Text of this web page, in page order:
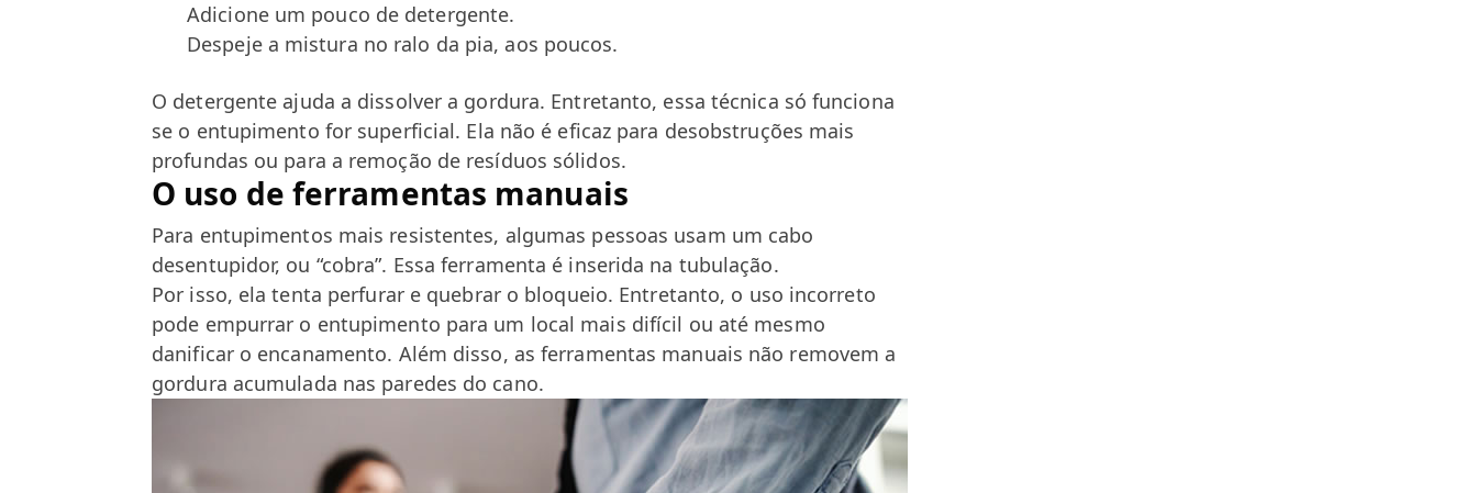
Adicione um pouco de detergente.
Despeje a mistura no ralo da pia, aos poucos.
O detergente ajuda a dissolver a gordura. Entretanto, essa técnica só funciona
se o entupimento for superficial. Ela não é eficaz para desobstruções mais
profundas ou para a remoção de resíduos sólidos.
O uso de ferramentas manuais
Para entupimentos mais resistentes, algumas pessoas usam um cabo
desentupidor, ou “cobra”. Essa ferramenta é inserida na tubulação.
Por isso, ela tenta perfurar e quebrar o bloqueio. Entretanto, o uso incorreto
pode empurrar o entupimento para um local mais difícil ou até mesmo
danificar o encanamento. Além disso, as ferramentas manuais não removem a
gordura acumulada nas paredes do cano.